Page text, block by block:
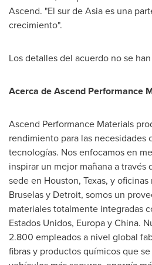
Ascend. "El sur deAsiaes una
crecimiento".
Los detalles del acuerdo no se
Acerca de Ascend Performance
Ascend Performance Materials
rendimiento para las necesidades
tecnologías. Nos enfocamos en
inspirar un mejor mañana a través
sede en Houston, Texas, y
Bruselas y Detroit, somos un
materiales totalmente integradas
Estados Unidos, Europa y China.
2.800 empleados a nivel global
fibras y productos químicos que